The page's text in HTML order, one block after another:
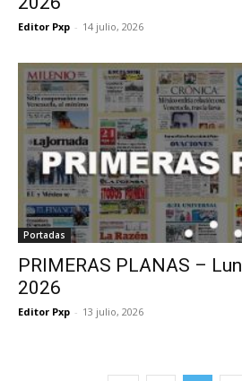
Editor Pxp - 14 julio, 2026
Portadas
PRIMERAS PLANAS –
2026
Editor Pxp - 13 julio, 2026